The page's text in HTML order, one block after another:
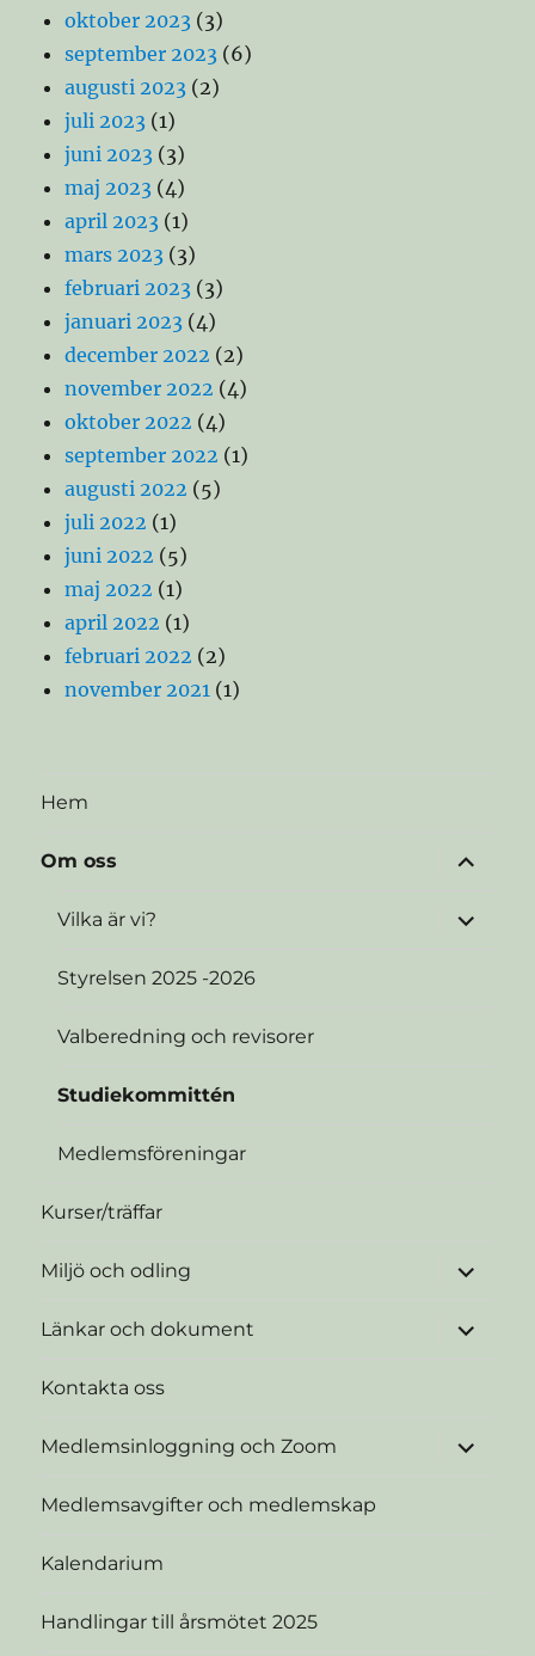
oktober 2023 (3)
september 2023 (6)
augusti 2023 (2)
juli 2023 (1)
juni 2023 (3)
maj 2023 (4)
april 2023 (1)
mars 2023 (3)
februari 2023 (3)
januari 2023 (4)
december 2022 (2)
november 2022 (4)
oktober 2022 (4)
september 2022 (1)
augusti 2022 (5)
juli 2022 (1)
juni 2022 (5)
maj 2022 (1)
april 2022 (1)
februari 2022 (2)
november 2021 (1)
Hem
Om oss
Vilka är vi?
Styrelsen 2025 -2026
Valberedning och revisorer
Studiekommittén
Medlemsföreningar
Kurser/träffar
Miljö och odling
Länkar och dokument
Kontakta oss
Medlemsinloggning och Zoom
Medlemsavgifter och medlemskap
Kalendarium
Handlingar till årsmötet 2025